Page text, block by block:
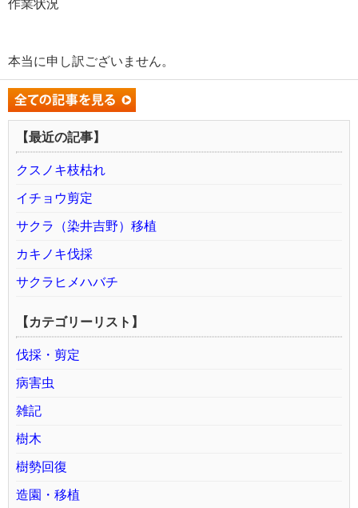
作業状況
本当に申し訳ございません。
【最近の記事】
クスノキ枝枯れ
イチョウ剪定
サクラ（染井吉野）移植
カキノキ伐採
サクラヒメハバチ
【カテゴリーリスト】
伐採・剪定
病害虫
雑記
樹木
樹勢回復
造園・移植